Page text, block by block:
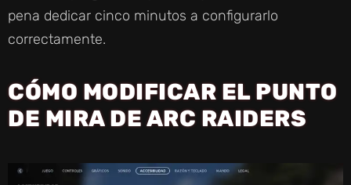
pena dedicar cinco minutos a configurarlo
correctamente.
CÓMO MODIFICAR EL PUNTO
DE MIRA DE ARC RAIDERS